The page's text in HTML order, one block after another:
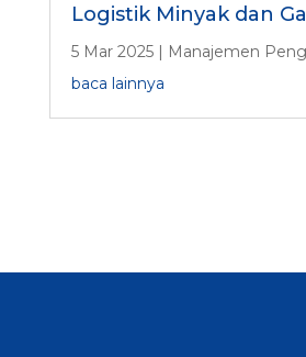
Logistik Minyak dan
5 Mar 2025| Manajemen
baca lainnya